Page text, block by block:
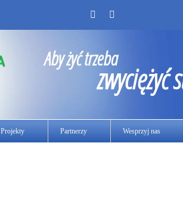
Aby żyć trzeba
zwyciężyć
Projekty Partnerzy Wesprzyj nas